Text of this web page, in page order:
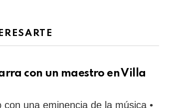
con un maestro en Villa
con una eminencia de la música •